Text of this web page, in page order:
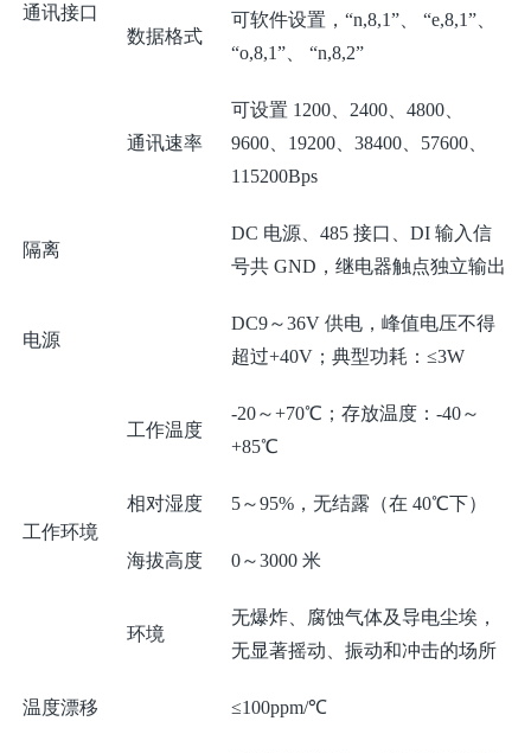
通讯接口
数据格式
可软件设置，“n,8,1”、 “e,8,1”、
“o,8,1”、 “n,8,2”
通讯速率
可设置 1200、2400、4800、
9600、19200、38400、57600、
115200Bps
隔离
DC 电源、485 接口、DI 输入信
号共 GND，继电器触点独立输出
电源
DC9～36V 供电，峰值电压不得
超过+40V；典型功耗：≤3W
工作环境
工作温度
-20～+70℃；存放温度：-40～
+85℃
相对湿度 5～95%，无结露（在 40℃下）
海拔高度 0～3000 米
环境
无爆炸、腐蚀气体及导电尘埃，
无显著摇动、振动和冲击的场所
温度漂移 ≤100ppm/℃